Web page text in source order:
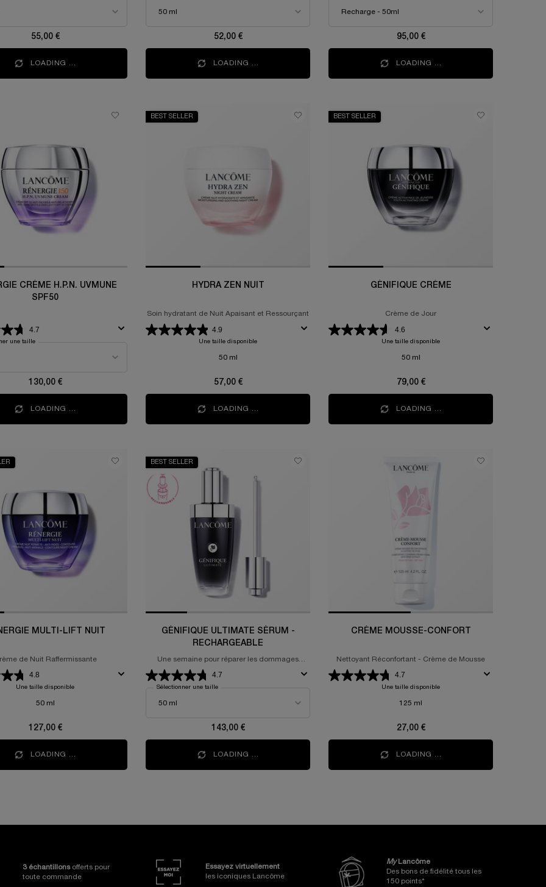
55,00 €
LOADING ...
52,00 €
LOADING ...
95,00 €
LOADING ...
CRÈME H.P.N. UVMUNE
SPF50
4.7
une taille
130,00 €
LOADING ...
BEST SELLER
HYDRA ZEN NUIT
Soin hydratant de Nuit Apaisant et Ressourçant
4.9
Une taille disponible
50 ml
57,00 €
LOADING ...
BEST SELLER
GÉNIFIQUE CRÈME
Crème de Jour
4.6
Une taille disponible
50 ml
79,00 €
LOADING ...
MULTI-LIFT NUIT
de Nuit Raffermissante
4.8
Une taille disponible
50 ml
127,00 €
LOADING ...
BEST SELLER
GÉNIFIQUE ULTIMATE SÉRUM -
RECHARGEABLE
Une semaine pour réparer les dommages
visibles de l'âge
4.7
Sélectionner une taille
143,00 €
LOADING ...
CRÈME MOUSSE-CONFORT
Nettoyant Réconfortant - Crème de Mousse
4.7
Une taille disponible
125 ml
27,00 €
LOADING ...
3 échantillons offerts pour
toute commande
Essayez virtuellement
les iconiques Lancôme
MyLancôme
Des bons de fidélité tous les
150 points*